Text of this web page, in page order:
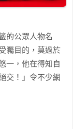
的公眾人物名
矚目的，莫過於
一，他在得知自
交！」令不少網